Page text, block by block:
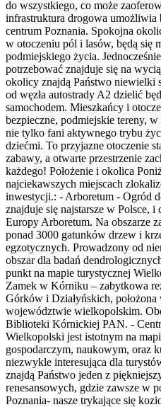
do wszystkiego, co może
infrastruktura drogowa
centrum Poznania. Spokojna
w otoczeniu pól i lasów, będą się
podmiejskiego życia.
potrzebować znajduje się na
okolicy znajdą Państwo niewielki
od węzła autostrady A2 dzielić
samochodem. Mieszkańcy i
bezpieczne, podmiejskie tereny,
nie tylko fani aktywnego trybu
dziećmi. To przyjazne otoczenie
zabawy, a otwarte przestrzenie
każdego! Położenie i okolica
najciekawszych miejscach
inwestycji.: - Arboretum - Ogród
znajduje się najstarsze w Polsce,
Europy Arboretum. Na obszarze
ponad 3000 gatunków drzew i
egzotycznych. Prowadzony od
obszar dla badań
punkt na mapie turystycznej
Zamek w Kórniku – zabytkowa
Górków i Działyńskich,
województwie wielkopolskim.
Biblioteki Kórnickiej PAN. -
Wielkopolski jest istotnym na
gospodarczym, naukowym, oraz
niezwykle interesująca dla
znajdą Państwo jeden z
renesansowych, gdzie zawsze w
Poznania- nasze trykające się